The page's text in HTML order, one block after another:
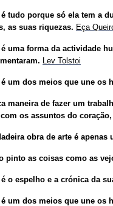
é tudo porque só ela tem a
as suas riquezas. Eça
é uma forma da actividade
Lev Tolstoi
é um dos meios que une os
maneira de fazer um
os assuntos do
obra de arte é
pinto as coisas como as
o espelho e a crónica da
é um dos meios que une os